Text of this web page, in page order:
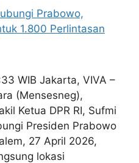
WIB Jakarta, VIVA –
(Mensesneg),
Ketua DPR RI, Sufmi
Presiden Prabowo
27 April 2026,
lokasi